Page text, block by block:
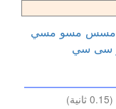
مسس مسو مسي
سى سي